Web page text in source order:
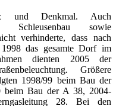
und Denkmal. Auch
Schleusenbau sowie
verhinderte, dass nach
das gesamte Dorf im
dienten 2005 der
Größere
1998/99 beim Bau der
beim Bau der A 38, 2004-
28. Bei den